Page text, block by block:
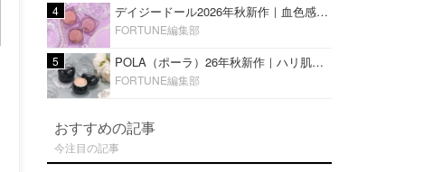
4 デイジードール2026年秋新作｜血色感が可愛い♡『パウダー ブラッシュ ブルーム』新3色をレビュー
FORTUNE編集部
5 POLA（ポーラ）26年秋新作｜ハリ肌を叶える『B.A デイ プランプ ファンデーション』を口コミ
FORTUNE編集部
おすすめの記事
今注目の記事